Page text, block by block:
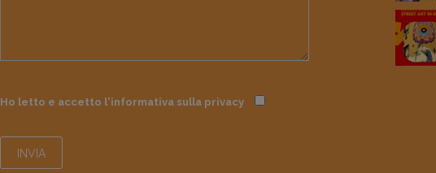
Ho letto e accetto l'informativa sulla privacy